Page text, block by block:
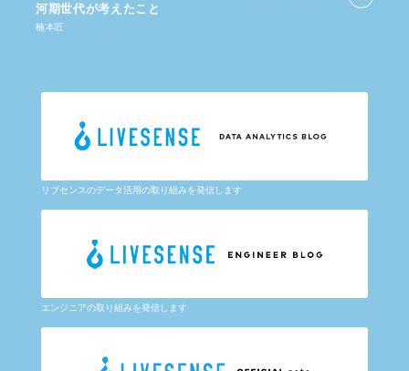
河期世代が​考えた​こと
楠本匠
リブセンスのデータ活用の取り組みを発信します
エンジニアの取り組みを発信します